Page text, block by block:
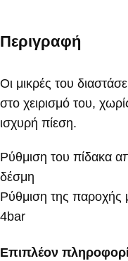
Περιγραφή
Οι μικρές του
στο χειρισμό του,
ισχυρή πίεση.
Ρύθμιση του πίδακα
δέσμη
Ρύθμιση της παροχής
4bar
Επιπλέον